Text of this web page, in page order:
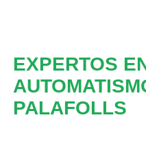
EXPERTOS
PALAFOLLS